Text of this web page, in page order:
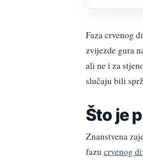
Faza crvenog
zvijezde gura
ali ne i za
slučaju bili
Što je
Znanstvena
fazu crvenog